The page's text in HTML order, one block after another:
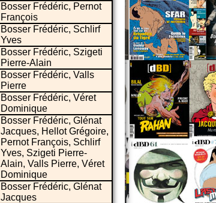
Bosser Frédéric, Pernot
François
Bosser Frédéric, Schlirf
Yves
Bosser Frédéric, Szigeti
Pierre-Alain
Bosser Frédéric, Valls
Pierre
Bosser Frédéric, Véret
Dominique
Bosser Frédéric, Glénat
Jacques, Hellot Grégoire,
Pernot François, Schlirf
Yves, Szigeti Pierre-
Alain, Valls Pierre, Véret
Dominique
Bosser Frédéric, Glénat
Jacques